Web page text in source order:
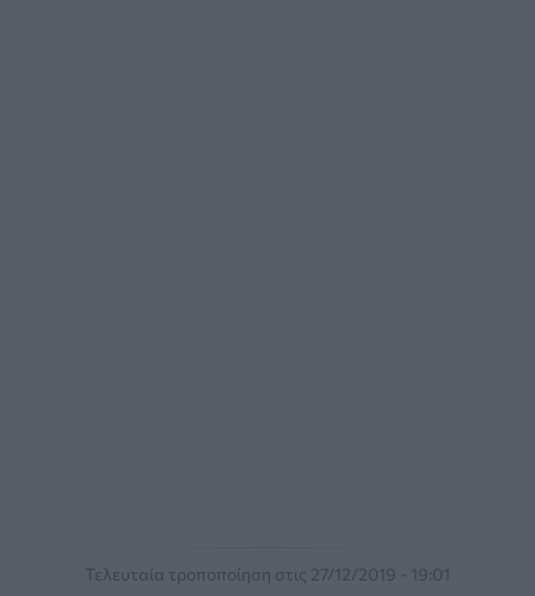
Τελευταία τροποποίηση στις 27/12/2019 - 19:01